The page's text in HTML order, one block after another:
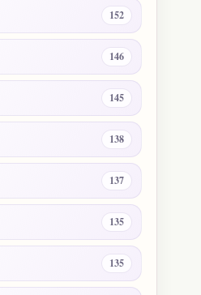
152
146
145
138
137
135
135